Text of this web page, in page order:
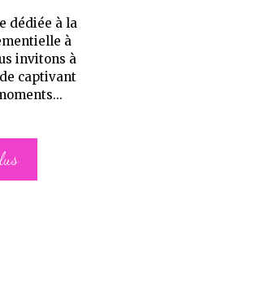
dédiée à la
à
invitons à
captivant